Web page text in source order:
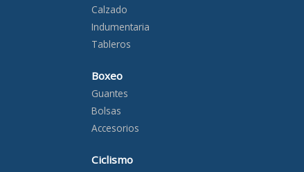
Calzado
Indumentaria
Tableros
Boxeo
Guantes
Bolsas
Accesorios
Ciclismo